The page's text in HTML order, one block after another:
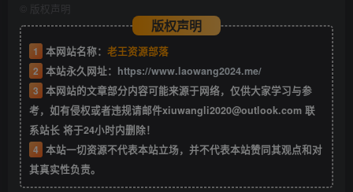
版权声明
版权声明
1 本网站名称： 老王资源部落
2 本站永久网址： https://www.laowang2024.me/
3 本网站的文章部分内容可能来源于网络，仅供大家学习与参
考，如有侵权或者违规请邮件xiuwangli2020@outlook.com 联
系站长 将于24小时内删除！
4 本站一切资源不代表本站立场，并不代表本站赞同其观点和对
其真实性负责。